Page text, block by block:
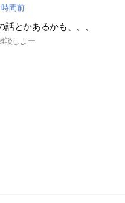
時間前
とかあるかも、、、
談しよー